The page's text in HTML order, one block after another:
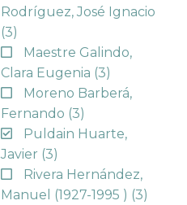
Rodríguez, José Ignacio
(3)
Maestre Galindo,
Clara Eugenia (3)
Moreno Barberá,
Fernando (3)
Puldain Huarte,
Javier (3)
Rivera Hernández,
Manuel (1927-1995 ) (3)